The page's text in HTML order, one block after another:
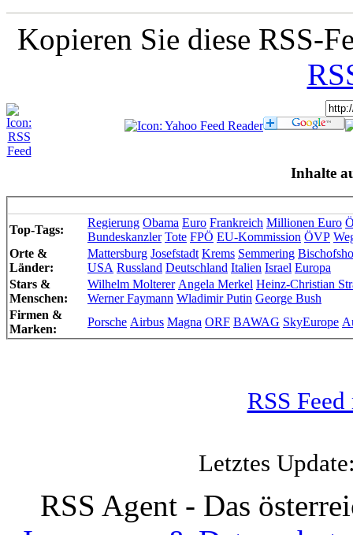
Kopieren Sie diese RSS-
Inhalte
Top-Tags:
Regierung Obama Euro Frankreich Millionen Euro
Bundeskanzler Tote FPÖ EU-Kommission ÖVP
Orte &
Länder:
Mattersburg Josefstadt Krems Semmering
USA Russland Deutschland Italien Israel Europa
Stars &
Menschen:
Wilhelm Molterer Angela Merkel Heinz-Christian
Werner Faymann Wladimir Putin George Bush
Firmen &
Marken:
Porsche Airbus Magna ORF BAWAG SkyEurope
RSS
Letztes
RSS Agent - Das